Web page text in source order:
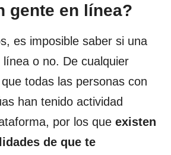
gente en línea?
es imposible saber si una
o no. De cualquier
todas las personas con
han tenido actividad
por los que existen
de que te